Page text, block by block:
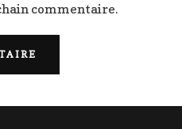
commentaire.